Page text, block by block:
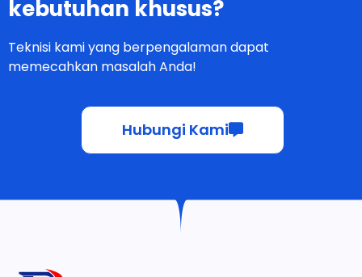
kebutuhan khusus?
Teknisi kami yang berpengalaman dapat
memecahkan masalah Anda!
Hubungi Kami